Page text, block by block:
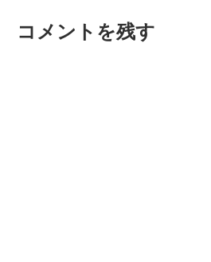
ゲ
稿:
コメントを残す